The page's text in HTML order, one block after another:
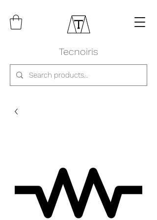
Tecnoiris